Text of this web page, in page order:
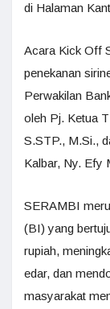
di Halaman
Acara Kick Off
penekanan
Perwakilan
oleh Pj. Ketua
S.STP., M.Si.,
Kalbar, Ny. Efy
SERAMBI
(BI) yang
rupiah,
edar, dan
masyarakat